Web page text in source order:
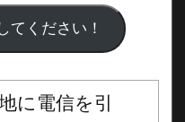
に電信を引